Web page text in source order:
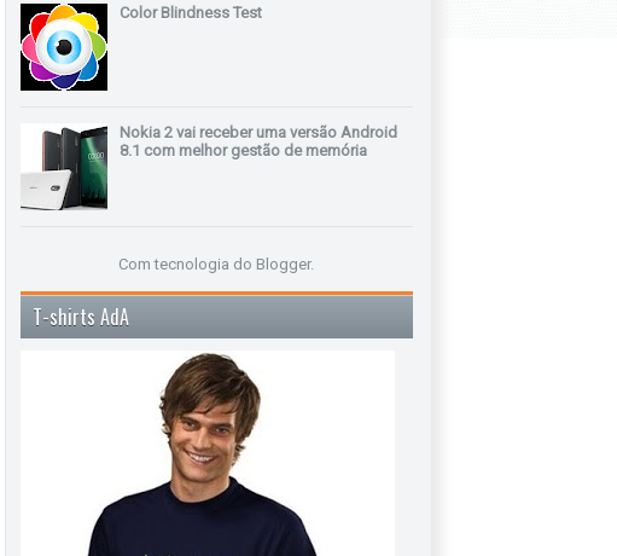
Color Blindness Test
Nokia 2 vai receber uma versão Android
8.1 com melhor gestão de memória
Com tecnologia do Blogger.
T-shirts AdA